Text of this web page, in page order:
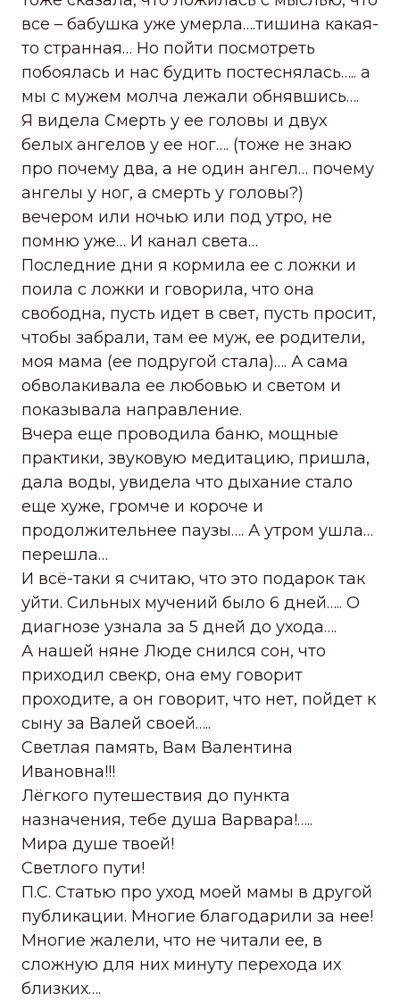
все – бабушка уже умерла….тишина какая-
то странная… Но пойти посмотреть
побоялась и нас будить постеснялась….. а
мы с мужем молча лежали обнявшись….
Я видела Смерть у ее головы и двух
белых ангелов у ее ног…. (тоже не знаю
про почему два, а не один ангел… почему
ангелы у ног, а смерть у головы?)
вечером или ночью или под утро, не
помню уже… И канал света…
Последние дни я кормила ее с ложки и
поила с ложки и говорила, что она
свободна, пусть идет в свет, пусть просит,
чтобы забрали, там ее муж, ее родители,
моя мама (ее подругой стала)…. А сама
обволакивала ее любовью и светом и
показывала направление.
Вчера еще проводила баню, мощные
практики, звуковую медитацию, пришла,
дала воды, увидела что дыхание стало
еще хуже, громче и короче и
продолжительнее паузы…. А утром ушла…
перешла…
И всё-таки я считаю, что это подарок так
уйти. Сильных мучений было 6 дней….. О
диагнозе узнала за 5 дней до ухода….
А нашей няне Люде снился сон, что
приходил свекр, она ему говорит
проходите, а он говорит, что нет, пойдет к
сыну за Валей своей…..
Светлая память, Вам Валентина
Ивановна!!!
Лёгкого путешествия до пункта
назначения, тебе душа Варвара!…..
Мира душе твоей!
Светлого пути!
П.С. Статью про уход моей мамы в другой
публикации. Многие благодарили за нее!
Многие жалели, что не читали ее, в
сложную для них минуту перехода их
близких….